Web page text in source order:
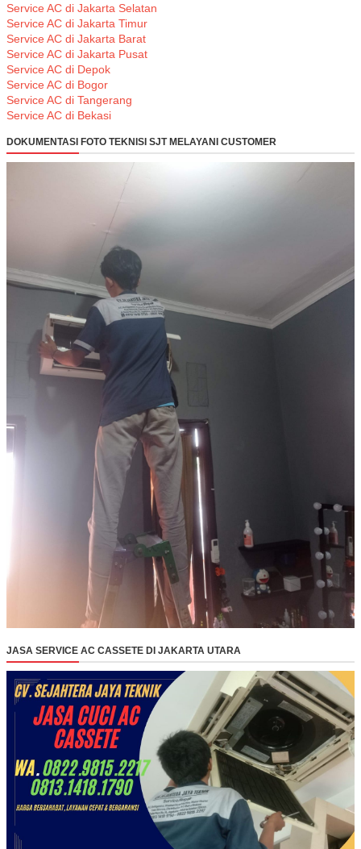
Service AC di Jakarta Selatan
Service AC di Jakarta Timur
Service AC di Jakarta Barat
Service AC di Jakarta Pusat
Service AC di Depok
Service AC di Bogor
Service AC di Tangerang
Service AC di Bekasi
DOKUMENTASI FOTO TEKNISI SJT MELAYANI CUSTOMER
JASA SERVICE AC CASSETE DI JAKARTA UTARA